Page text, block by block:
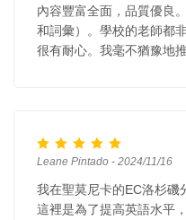
內容豐富全面，品質優良
和詞彙）。學校的老師都
很有耐心。我毫不猶豫地
Leane Pintado - 2024/11/16
我在聖莫尼卡的EC洛杉磯
這裡是為了提高英語水平